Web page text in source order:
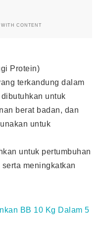
CONTENT
Protein)
terkandung dalam
untuk
berat badan, dan
untuk
untuk pertumbuhan
meningkatkan
BB 10 Kg Dalam 5